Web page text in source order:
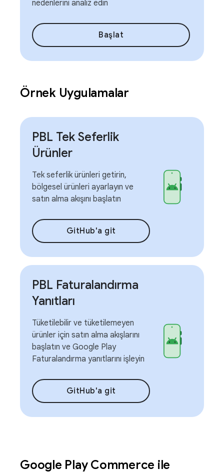
nedenlerini analiz edin
Başlat
Örnek Uygulamalar
PBL Tek Seferlik
Ürünler
Tek seferlik ürünleri getirin,
bölgesel ürünleri ayarlayın ve
satın alma akışını başlatın
GitHub'a git
PBL Faturalandırma
Yanıtları
Tüketilebilir ve tüketilemeyen
ürünler için satın alma akışlarını
başlatın ve Google Play
Faturalandırma yanıtlarını işleyin
GitHub'a git
Google Play Commerce ile